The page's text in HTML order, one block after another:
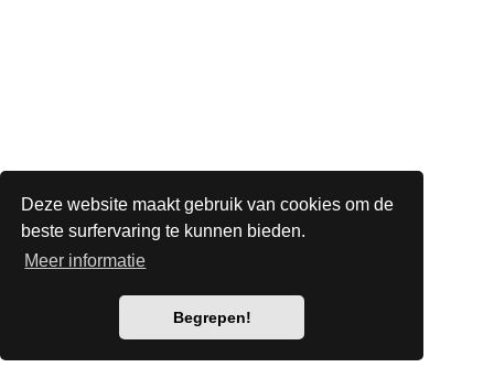
Deze website maakt gebruik van cookies om de
beste surfervaring te kunnen bieden.
Meer informatie
Begrepen!